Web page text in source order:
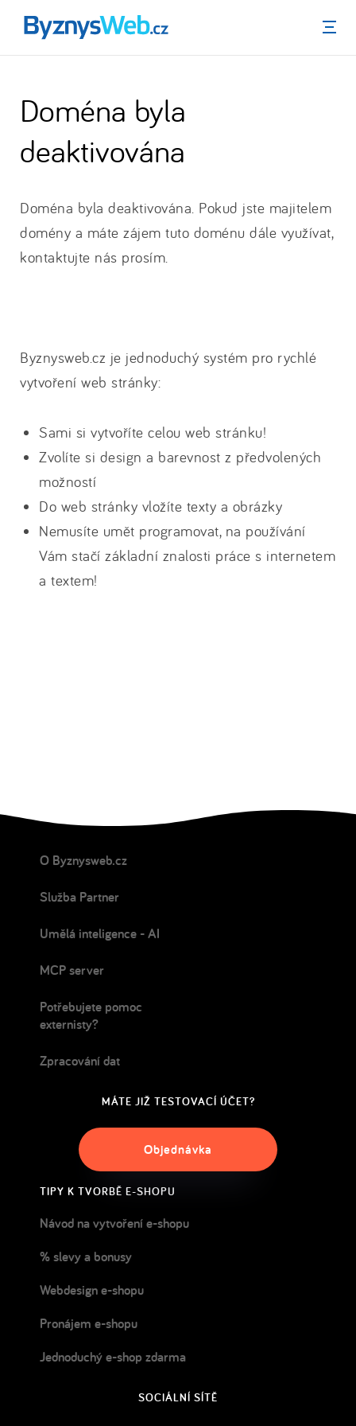
Menu
Doména byla
deaktivována
Doména byla deaktivována. Pokud jste majitelem
domény a máte zájem tuto doménu dále využívat,
kontaktujte nás prosím.
Byznysweb.cz je jednoduchý systém pro rychlé
vytvoření web stránky:
Sami si vytvoříte celou web stránku!
Zvolíte si design a barevnost z předvolených
možností
Do web stránky vložíte texty a obrázky
Nemusíte umět programovat, na používání
Vám stačí základní znalosti práce s internetem
a textem!
O Byznysweb.cz
Služba Partner
Umělá inteligence - AI
MCP server
Potřebujete pomoc
externisty?
Zpracování dat
MÁTE JIŽ TESTOVACÍ ÚČET?
Objednávka
TIPY K TVORBĚ E-SHOPU
Návod na vytvoření e-shopu
% slevy a bonusy
Webdesign e-shopu
Pronájem e-shopu
Jednoduchý e-shop zdarma
SOCIÁLNÍ SÍTĚ